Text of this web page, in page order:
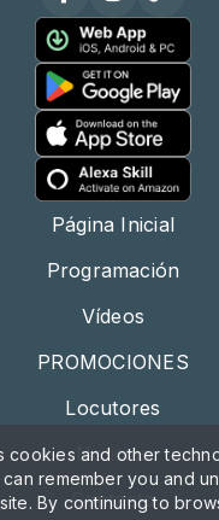
Página Inicial
Programación
Vídeos
PROMOCIONES
Locutores
Noticias
Contacto
cookies and other
remember you and
By continuing to